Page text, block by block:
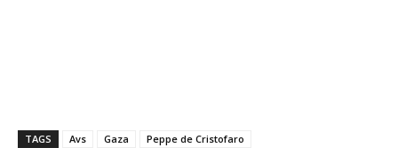
TAGS Avs Gaza Peppe de Cristofaro